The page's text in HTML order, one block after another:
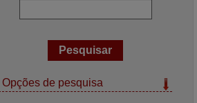
Opções de pesquisa